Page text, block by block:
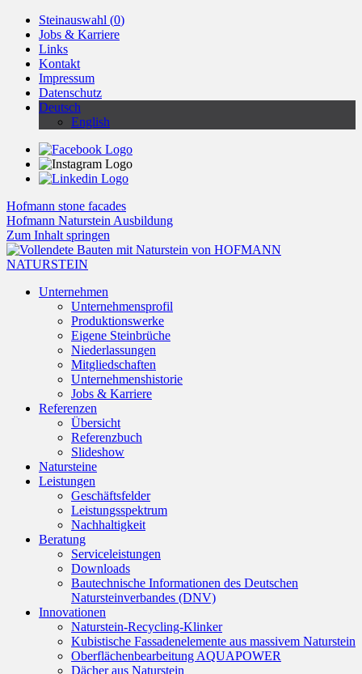
Steinauswahl (0)
Jobs & Karriere
Links
Kontakt
Impressum
Datenschutz
Deutsch
English
Hofmann stone facades
Hofmann Naturstein Ausbildung
Zum Inhalt springen
Unternehmen
Unternehmensprofil
Produktionswerke
Eigene Steinbrüche
Niederlassungen
Mitgliedschaften
Unternehmenshistorie
Jobs & Karriere
Referenzen
Übersicht
Referenzbuch
Slideshow
Natursteine
Leistungen
Geschäftsfelder
Leistungsspektrum
Nachhaltigkeit
Beratung
Serviceleistungen
Downloads
Bautechnische Informationen des Deutschen
Natursteinverbandes (DNV)
Innovationen
Naturstein-Recycling-Klinker
Kubistische Fassadenelemente aus massivem Naturstein
Oberflächenbearbeitung AQUAPOWER
Dächer aus Naturstein